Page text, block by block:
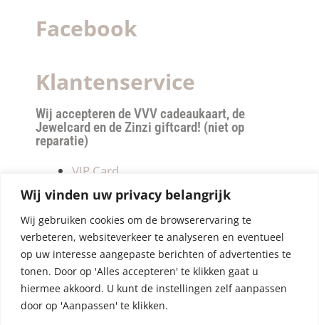
Wij vinden uw privacy belangrijk
Wij gebruiken cookies om de browserervaring te
verbeteren, websiteverkeer te analyseren en eventueel
op uw interesse aangepaste berichten of advertenties te
tonen. Door op 'Alles accepteren' te klikken gaat u
hiermee akkoord. U kunt de instellingen zelf aanpassen
door op 'Aanpassen' te klikken.
Facebook
Klantenservice
Wij accepteren de VVV cadeaukaart, de
Jewelcard en de Zinzi giftcard! (niet op
reparatie)
VIP Card
Retourneren
Betalen & verzendkosten
Privacy Policy
Algemene Voorwaarden